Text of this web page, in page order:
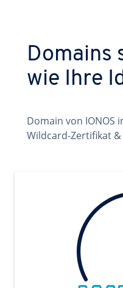
Domains
wie Ihre
Domain von IONOS
Wildcard-Zertifikat